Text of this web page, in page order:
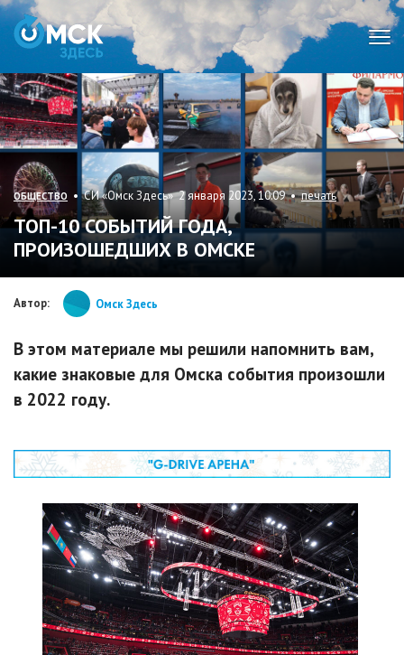
ОБЩЕСТВО • СИ «Омск Здесь» 2 января 2023, 10:09 •печать
ТОП-10 СОБЫТИЙ ГОДА,
ПРОИЗОШЕДШИХ В ОМСКЕ
Автор: Омск Здесь
В этом материале мы решили напомнить вам,
какие знаковые для Омска события произошли
в 2022 году.